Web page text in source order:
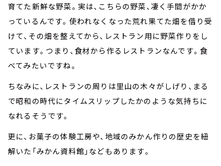
育てた新鮮な野菜。実は、こちらの野菜、凄く手間がかか
っているんです。使われなくなった荒れ果てた畑を借り受
けて、その畑を整えてから、レストラン用に野菜作りをし
ています。つまり、食材から作るレストランなんです。食
べてみたいですね。
ちなみに、レストランの周りは里山の木々がしげり、まる
で昭和の時代にタイムスリップしたかのような気持ちに
なれるそうです。
更に、お菓子の体験工房や、地域のみかん作りの歴史を紐
解いた「みかん資料館」などもあります。